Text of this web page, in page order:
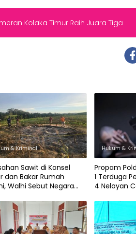
Kolaka Timur Raih Juara Tiga
& Kriminal
Sawit di Konsel
dan Bakar Rumah
Walhi Sebut Negara
Hukum &
Propam
1 Terduga
4 Nelayan